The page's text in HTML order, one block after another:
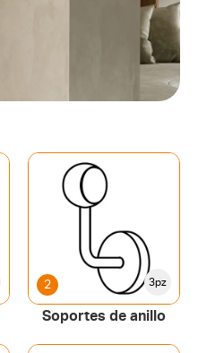
2 3pz
Soportes de anillo